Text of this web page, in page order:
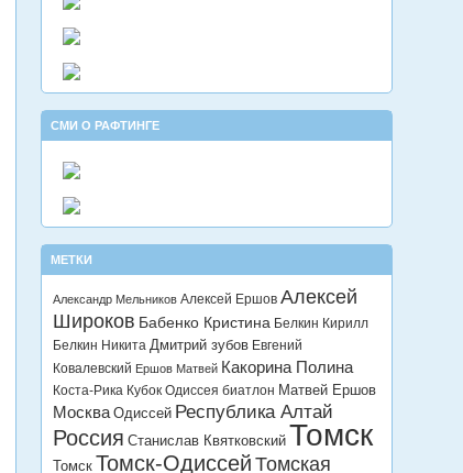
СМИ О РАФТИНГЕ
МЕТКИ
Александр Мельников Алексей Ершов Алексей
Широков Бабенко Кристина Белкин Кирилл
Белкин Никита Дмитрий зубов Евгений
Ковалевский Ершов Матвей Какорина Полина
Коста-Рика Кубок Одиссея биатлон Матвей Ершов
Москва Одиссей Республика Алтай
Россия Станислав Квятковский Томск
Томск Томск-Одиссей Томская